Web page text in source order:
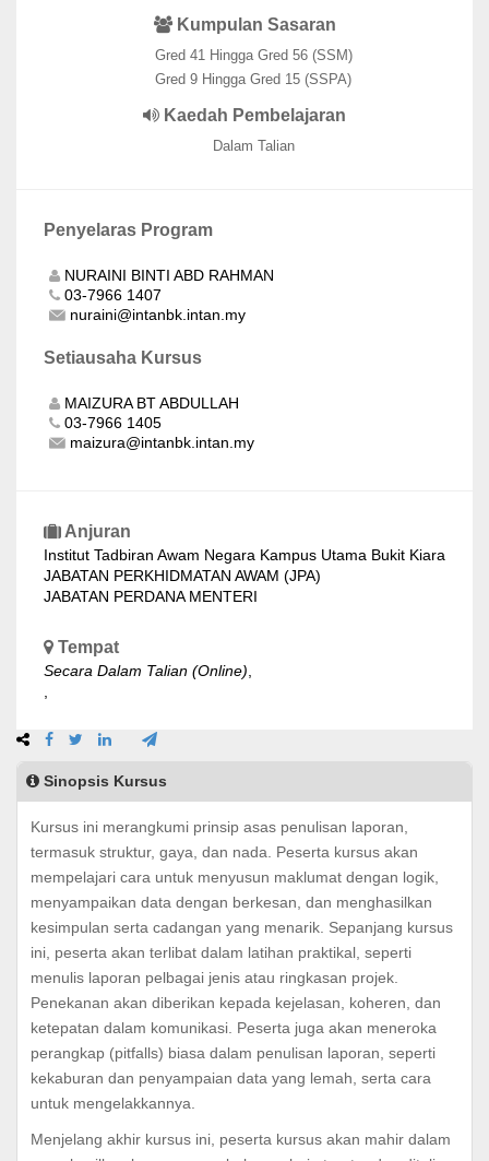
Kumpulan Sasaran
Gred 41 Hingga Gred 56 (SSM)
Gred 9 Hingga Gred 15 (SSPA)
Kaedah Pembelajaran
Dalam Talian
Penyelaras Program
NURAINI BINTI ABD RAHMAN
03-7966 1407
nuraini@intanbk.intan.my
Setiausaha Kursus
MAIZURA BT ABDULLAH
03-7966 1405
maizura@intanbk.intan.my
Anjuran
Institut Tadbiran Awam Negara Kampus Utama Bukit Kiara
JABATAN PERKHIDMATAN AWAM (JPA)
JABATAN PERDANA MENTERI
Tempat
Secara Dalam Talian (Online)
Sinopsis Kursus
Kursus ini merangkumi prinsip asas penulisan laporan,
termasuk struktur, gaya, dan nada. Peserta kursus akan
mempelajari cara untuk menyusun maklumat dengan logik,
menyampaikan data dengan berkesan, dan menghasilkan
kesimpulan serta cadangan yang menarik. Sepanjang kursus
ini, peserta akan terlibat dalam latihan praktikal, seperti
menulis laporan pelbagai jenis atau ringkasan projek.
Penekanan akan diberikan kepada kejelasan, koheren, dan
ketepatan dalam komunikasi. Peserta juga akan meneroka
perangkap (pitfalls) biasa dalam penulisan laporan, seperti
kekaburan dan penyampaian data yang lemah, serta cara
untuk mengelakkannya.
Menjelang akhir kursus ini, peserta kursus akan mahir dalam